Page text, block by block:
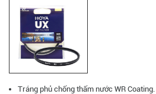
Tráng phủ chống thấm nước WR Coating.